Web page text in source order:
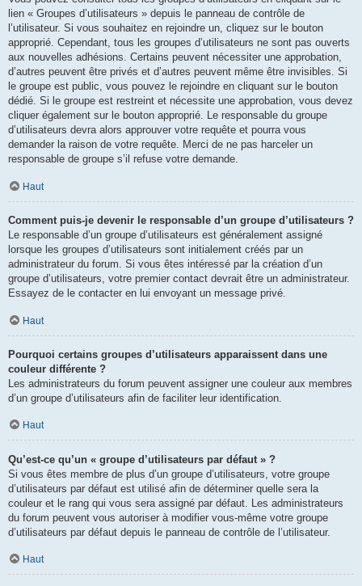
lien « Groupes d’utilisateurs » depuis le panneau de contrôle de
l’utilisateur. Si vous souhaitez en rejoindre un, cliquez sur le bouton
approprié. Cependant, tous les groupes d’utilisateurs ne sont pas ouverts
aux nouvelles adhésions. Certains peuvent nécessiter une approbation,
d’autres peuvent être privés et d’autres peuvent même être invisibles. Si
le groupe est public, vous pouvez le rejoindre en cliquant sur le bouton
dédié. Si le groupe est restreint et nécessite une approbation, vous devez
cliquer également sur le bouton approprié. Le responsable du groupe
d’utilisateurs devra alors approuver votre requête et pourra vous
demander la raison de votre requête. Merci de ne pas harceler un
responsable de groupe s’il refuse votre demande.
Haut
Comment puis-je devenir le responsable d’un groupe d’utilisateurs ?
Le responsable d’un groupe d’utilisateurs est généralement assigné
lorsque les groupes d’utilisateurs sont initialement créés par un
administrateur du forum. Si vous êtes intéressé par la création d’un
groupe d’utilisateurs, votre premier contact devrait être un administrateur.
Essayez de le contacter en lui envoyant un message privé.
Haut
Pourquoi certains groupes d’utilisateurs apparaissent dans une
couleur différente ?
Les administrateurs du forum peuvent assigner une couleur aux membres
d’un groupe d’utilisateurs afin de faciliter leur identification.
Haut
Qu’est-ce qu’un « groupe d’utilisateurs par défaut » ?
Si vous êtes membre de plus d’un groupe d’utilisateurs, votre groupe
d’utilisateurs par défaut est utilisé afin de déterminer quelle sera la
couleur et le rang qui vous sera assigné par défaut. Les administrateurs
du forum peuvent vous autoriser à modifier vous-même votre groupe
d’utilisateurs par défaut depuis le panneau de contrôle de l’utilisateur.
Haut